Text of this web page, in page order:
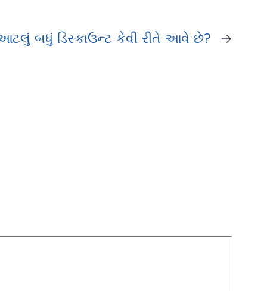
બધું ડિસ્કાઉન્ટ કેવી રીતે આવે છે? →